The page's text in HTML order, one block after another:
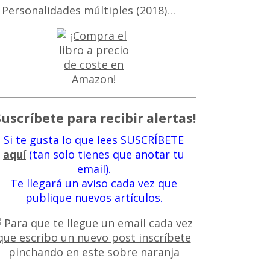
múltiples (2018)…
para recibir alertas!
Si te gusta lo que lees SUSCRÍBETE
aquí(tan solo tienes que anotar tu
email).
Te llegará un aviso cada vez que
publique nuevos artículos.